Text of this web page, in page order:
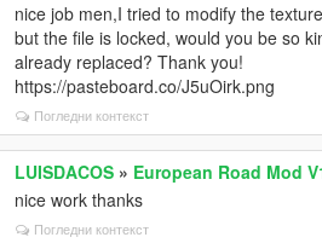
nice job men,I tried to modify the
but the file is locked, would you be so
already replaced? Thank you!
https://pasteboard.co/J5uOirk.png
Погледни контекст
LUISDACOS » European Road Mod
nice work thanks
Погледни контекст